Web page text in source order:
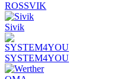
ROSSVIK
Sivik
SYSTEM4YOU